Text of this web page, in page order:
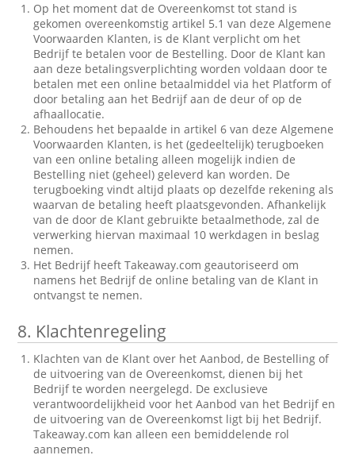
Op het moment dat de Overeenkomst tot stand is
gekomen overeenkomstig artikel 5.1 van deze Algemene
Voorwaarden Klanten, is de Klant verplicht om het
Bedrijf te betalen voor de Bestelling. Door de Klant kan
aan deze betalingsverplichting worden voldaan door te
betalen met een online betaalmiddel via het Platform of
door betaling aan het Bedrijf aan de deur of op de
afhaallocatie.
Behoudens het bepaalde in artikel 6 van deze Algemene
Voorwaarden Klanten, is het (gedeeltelijk) terugboeken
van een online betaling alleen mogelijk indien de
Bestelling niet (geheel) geleverd kan worden. De
terugboeking vindt altijd plaats op dezelfde rekening als
waarvan de betaling heeft plaatsgevonden. Afhankelijk
van de door de Klant gebruikte betaalmethode, zal de
verwerking hiervan maximaal 10 werkdagen in beslag
nemen.
Het Bedrijf heeft Takeaway.com geautoriseerd om
namens het Bedrijf de online betaling van de Klant in
ontvangst te nemen.
8. Klachtenregeling
Klachten van de Klant over het Aanbod, de Bestelling of
de uitvoering van de Overeenkomst, dienen bij het
Bedrijf te worden neergelegd. De exclusieve
verantwoordelijkheid voor het Aanbod van het Bedrijf en
de uitvoering van de Overeenkomst ligt bij het Bedrijf.
Takeaway.com kan alleen een bemiddelende rol
aannemen.